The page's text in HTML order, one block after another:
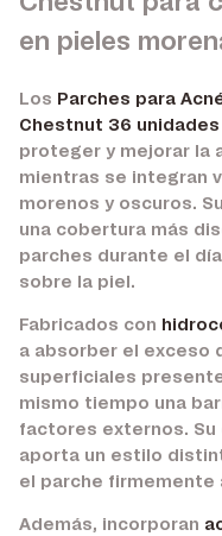
en pieles
Los Parches para
Chestnut 36 unidades
proteger y mejorar la
mientras se integran
morenos y oscuros.
una cobertura más
parches durante el
sobre la piel.
Fabricados con
a absorber el exceso
superficiales
mismo tiempo una
factores externos.
aporta un estilo
el parche firmemente
Además, incorporan